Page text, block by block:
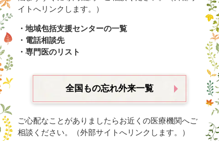
イトへリンクします。）
・地域包括支援センターの一覧
・電話相談先
・専門医のリスト
全国もの忘れ外来一覧
ご心配なことがありましたらお近くの医療機関へご
相談ください。（外部サイトへリンクします。）